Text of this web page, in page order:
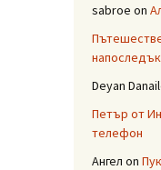
sabroe on
напоследък
Deyan
Петър от
телефон
Ангел on